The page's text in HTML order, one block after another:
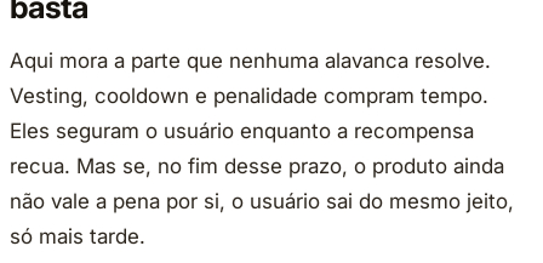
Aqui mora a parte que nenhuma alavanca resolve.
Vesting, cooldown e penalidade compram tempo.
Eles seguram o usuário enquanto a recompensa
recua. Mas se, no fim desse prazo, o produto ainda
não vale a pena por si, o usuário sai do mesmo jeito,
só mais tarde.